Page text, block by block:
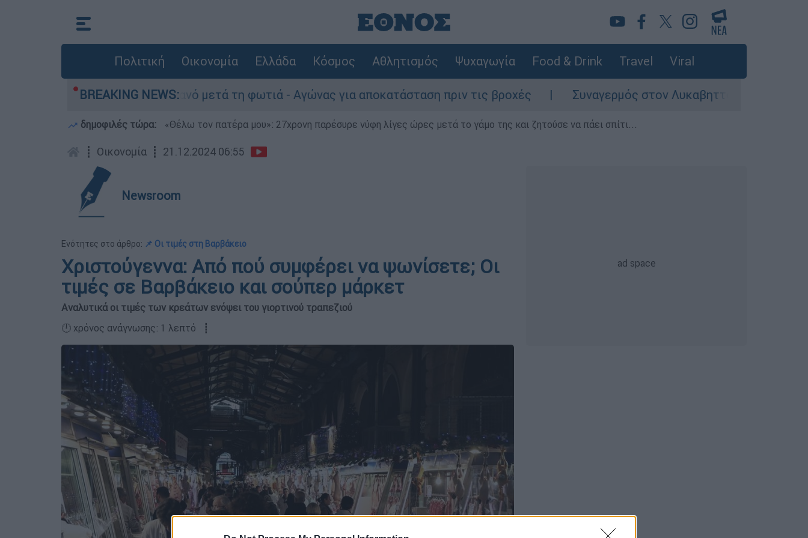
Πολιτική Οικονομία Ελλάδα Κόσμος Αθλητισμός Ψυχαγωγία Food & Drink Travel Viral
BREAKING NEWS:
στο Πόρτο Γερμανό μετά τη φωτιά - Αγώνας για αποκατάσταση πριν τις βροχές Συναγερμός στον Λυκαβηττό: Σορός σε
δημοφιλές τώρα: «Θέλω τον πατέρα μου»: 27χρονη παρέσυρε νύφη λίγες ώρες μετά το γάμο της και ζητούσε να πάει σπίτι...
┋ Οικονομία ┋ 21.12.2024 06:55
Newsroom
Ενότητες στο άρθρο: 📌 Οι τιμές στη Βαρβάκειο
Χριστούγεννα: Από πού συμφέρει να ψωνίσετε; Οι
τιμές σε Βαρβάκειο και σούπερ μάρκετ
Αναλυτικά οι τιμές των κρεάτων ενόψει του γιορτινού τραπεζιού
🕛 χρόνος ανάγνωσης: 1 λεπτό ┋